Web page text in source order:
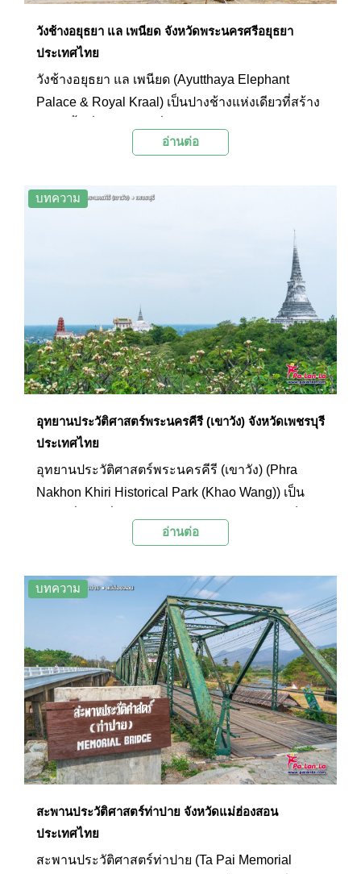
วังช้างอยุธยา แล เพนียด จังหวัดพระนครศรีอยุธยา
ประเทศไทย
วังช้างอยุธยา แล เพนียด (Ayutthaya Elephant
Palace & Royal Kraal) เป็นปางช้างแห่งเดียวที่สร้าง
ให้บริการขี่ช้างชมโบราณสถานแก่นักท่องเที่ยว
แสดงช้างและกิจกรรมอื่นๆ อาทิ ลอดใต้ท้องช้าง ถ่าย
อ่านต่อ
บทความ
อุทยานประวัติศาสตร์พระนครคีรี (เขาวัง) จังหวัดเพชรบุรี
ประเทศไทย
อุทยานประวัติศาสตร์พระนครคีรี (เขาวัง) (Phra
Nakhon Khiri Historical Park (Khao Wang)) เป็น
พระราชวังในพระบาทสมเด็จพระจอมเกล้าเจ้าอยู่หัว
ประวัติศาสตร์ที่มีโบราณสถานและโบราณวัตถุอัน
ทรงคุณค่ามากมายให้ได้เที่ยวชมและศึกษาเรียนรู้
นักท่องเที่ยวที่มาเยือนสามารถใช้บริการรถรางขึ้น
ลงยอดเขาเพื่อความสะดวกรวดเร็วในการเที่ยวชมได้
หรือถ้าหากพอมีเวลาก็สามารถเดินชมทัศนียภาพ
สองข้างทางขึ้นมาเรื่อยๆ ได้เช่นกัน โดยระหว่างทาง
จะมีต้นไม้น้อยใหญ่ให้ความร่มรื่นและอาจได้พบกับ
ฝูงลิงที่อาศัยอยู่ในเขาแห่งนี้อีกด้วย
อ่านต่อ
บทความ
สะพานประวัติศาสตร์ท่าปาย จังหวัดแม่ฮ่องสอน
ประเทศไทย
สะพานประวัติศาสตร์ท่าปาย (Ta Pai Memorial